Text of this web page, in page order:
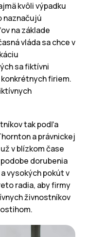
kvôli výpadku
naznačujú
na základe
vláda sa chce v
sa fiktívni
firiem.
tak podľa
a právnickej
v blízkom čase
dorubenia
vysokých pokút v
radia, aby firmy
živnostníkov